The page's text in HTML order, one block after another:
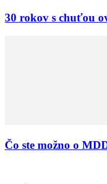
30 rokov s chuťou
Čo ste možno o